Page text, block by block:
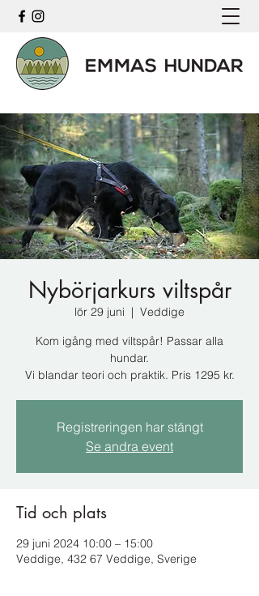
Nybörjarkurs viltspår
lör 29 juni
  |
Veddige
Kom igång med viltspår! Passar alla
hundar.
Vi blandar teori och praktik. Pris 1295 kr.
Registreringen har stängt
Se andra event
Tid och plats
29 juni 2024 10:00 – 15:00
Veddige, 432 67 Veddige, Sverige